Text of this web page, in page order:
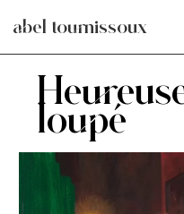
abel tournissoux
loupé